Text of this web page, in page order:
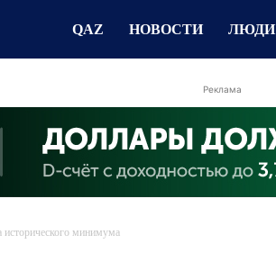
QAZ НОВОСТИ ЛЮДИ
Реклама
исторического минимума